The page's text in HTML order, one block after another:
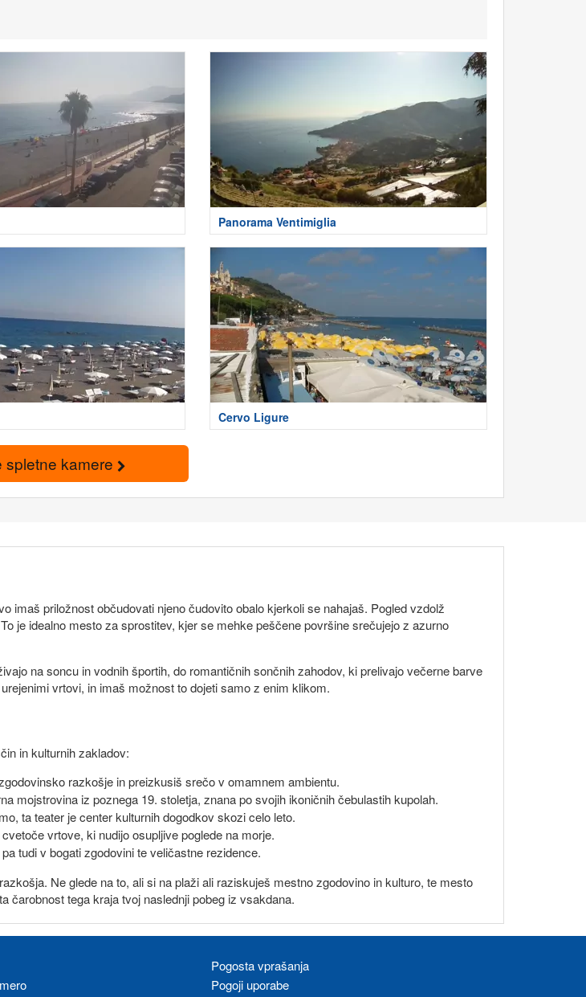
Panorama Ventimiglia
Cervo Ligure
spletne kamere
imaš priložnost občudovati njeno čudovito obalo kjerkoli se nahajaš. Pogled vzdolž
je idealno mesto za sprostitev, kjer se mehke peščene površine srečujejo z azurno
na soncu in vodnih športih, do romantičnih sončnih zahodov, ki prelivajo večerne barve
vrtovi, in imaš možnost to dojeti samo z enim klikom.
in kulturnih zakladov:
razkošje in preizkusiš srečo v omamnem ambientu.
mojstrovina iz poznega 19. stoletja, znana po svojih ikoničnih čebulastih kupolah.
ta teater je center kulturnih dogodkov skozi celo leto.
vrtove, ki nudijo osupljive poglede na morje.
tudi v bogati zgodovini te veličastne rezidence.
Ne glede na to, ali si na plaži ali raziskuješ mestno zgodovino in kulturo, te mesto
čarobnost tega kraja tvoj naslednji pobeg iz vsakdana.
Pogosta vprašanja
Pogoji uporabe